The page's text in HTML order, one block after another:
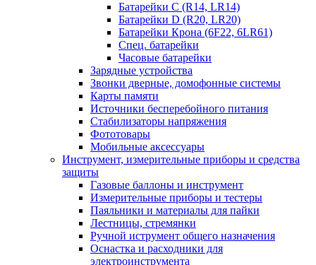
Батарейки C (R14, LR14)
Батарейки D (R20, LR20)
Батарейки Крона (6F22, 6LR61)
Спец. батарейки
Часовые батарейки
Зарядные устройства
Звонки дверные, домофонные системы
Карты памяти
Источники бесперебойного питания
Стабилизаторы напряжения
Фототовары
Мобильные аксессуары
Инструмент, измерительные приборы и средства
защиты
Газовые баллоны и инструмент
Измерительные приборы и тестеры
Паяльники и материалы для пайки
Лестницы, стремянки
Ручной иструмент общего назначения
Оснастка и расходники для
электроинструмента